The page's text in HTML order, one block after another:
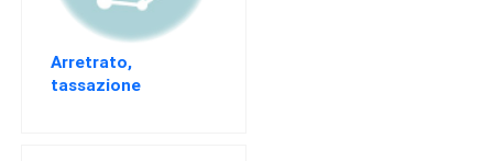
Arretrato,
tassazione